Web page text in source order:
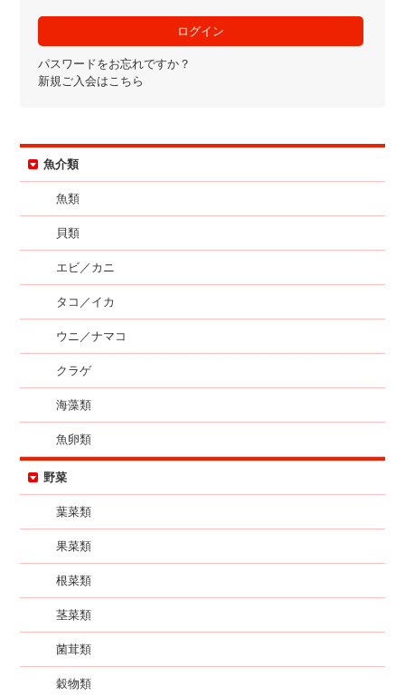
パスワードをお忘れですか？
新規ご入会はこちら
魚介類
魚類
貝類
エビ／カニ
タコ／イカ
ウニ／ナマコ
クラゲ
海藻類
魚卵類
野菜
葉菜類
果菜類
根菜類
茎菜類
菌茸類
穀物類